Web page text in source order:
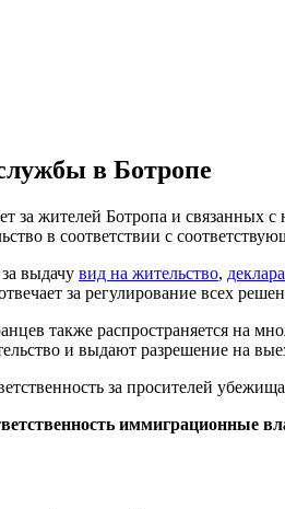
в Ботропе
за жителей Ботропа и связанных
в соответствии с
выдачу вид на жительство,
за регулирование всех
также распространяется на
и выдают разрешение на
за просителей
иммиграционные